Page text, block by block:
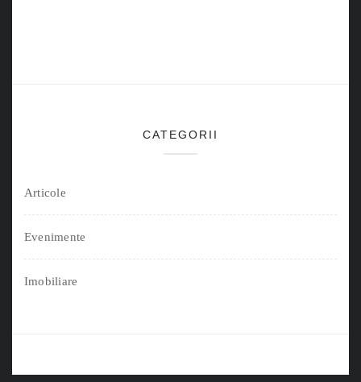
CATEGORII
Articole
Evenimente
Imobiliare